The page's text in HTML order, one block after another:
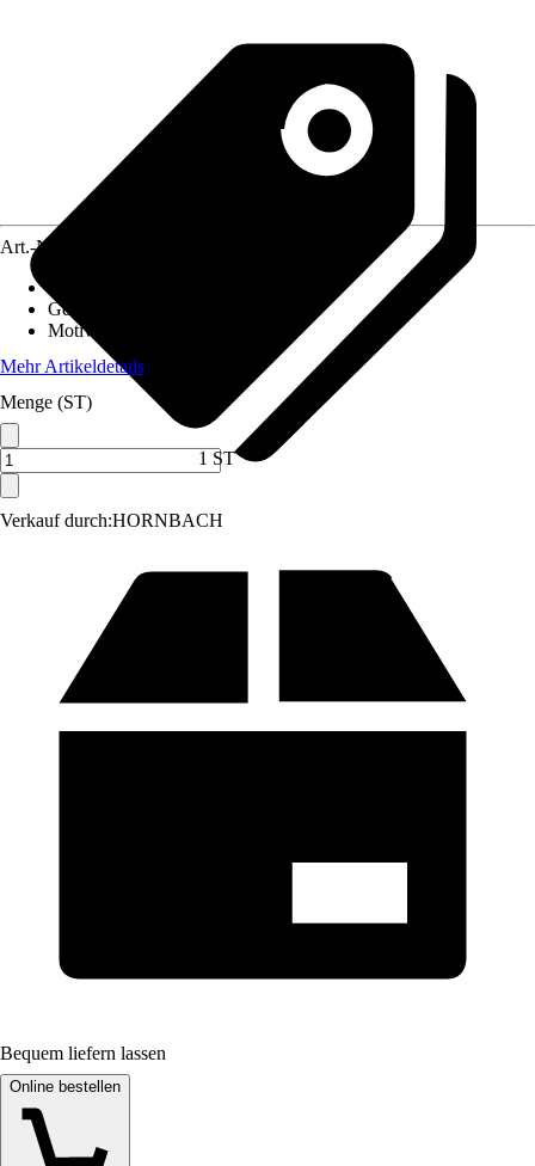
Verkauf durch:HORNBACH
Art.-Nr.
Gewicht
Motivkategorie
Mehr Artikeldetails
Menge (ST)
1 ST
Bequem liefern lassen
Online bestellen